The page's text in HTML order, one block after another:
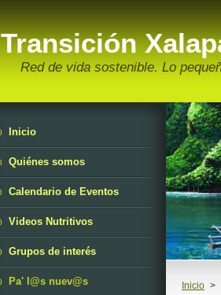
Transición
Red de vida sostenible. Lo
Inicio >
Inicio
Quiénes somos
Calendario de Eventos
Videos Nutritivos
Grupos de interés
Pa' l@s nuev@s